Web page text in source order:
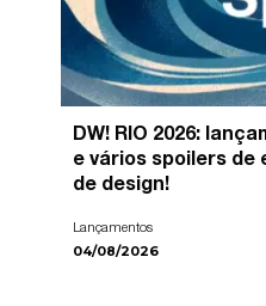
DW! RIO 2026:
e vários spoilers de
de design!
Lançamentos
04/08/2026